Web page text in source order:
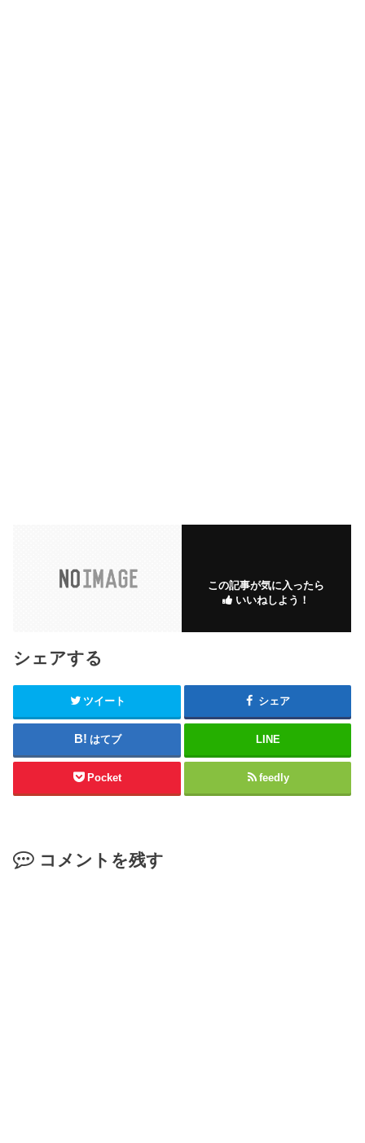
この記事が気に入ったら
いいねしよう！
シェアする
ツイート シェア
はてブ LINE
Pocket feedly
コメントを残す